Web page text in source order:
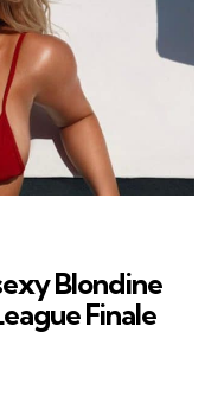
Blondine
Finale